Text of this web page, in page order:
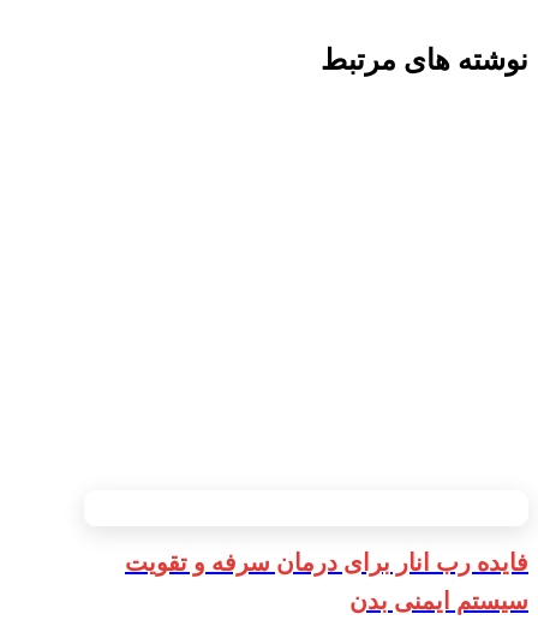
نوشته های مرتبط
فایده رب انار برای درمان سرفه و تقویت
سیستم ایمنی بدن